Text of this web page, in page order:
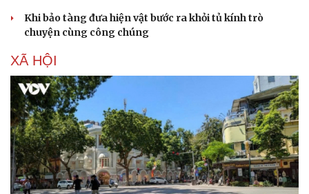
Khi bảo tàng đưa hiện vật bước ra khỏi tủ kính trò
chuyện cùng công chúng
XÃ HỘI